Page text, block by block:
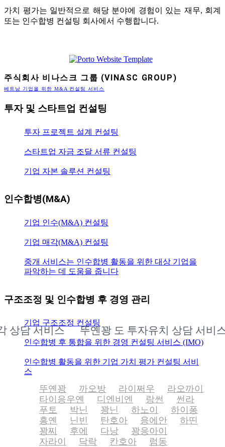
가치 평가는 일반적으로 해당 분야에 경험이 있는 재무, 회계
또는 인수합병 컨설팅 회사에서 수행합니다.
주식회사 비나스크 그룹 (VINASC GROUP)
베트남 기업을 위한 M&A 컨설팅 서비스
투자 및 스타트업 컨설팅
투자 프로젝트 설계 컨설팅
스타트업 자금 조달 서류 컨설팅
기업 자본 솔루션 컨설팅
인수합병(M&A)
기업 인수(M&A) 컨설팅
기업 매각(M&A) 컨설팅
중개 서비스는 인수합병 활동을 위한 대상 기업을
파악하는 데 도움을 줍니다
구조조정 및 인수합병 후 경영 관리
기업 구조조정 컨설팅
인수합병 후 통합을 위한 경영 컨설팅 서비스 (IMO)
인수합병 활동을 위한 기업 가치 평가 컨설팅 서비
스
서비스 뚜옌꽝 도 투자유치 상담 서비스
뚜옌꽝 까오방 라이쩌우
라오까이
타이응우옌
디엔비엔 랑썬
썬라
푸토
박닌 꽝닌 하노이
하이퐁
흥옌
닌빈 탄호아 응에안
하띤
꽝찌
후에 다낭
꽝응아이
자라이
닥락 칸호아 럼동